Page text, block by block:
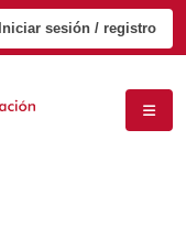
Iniciar sesión / registro